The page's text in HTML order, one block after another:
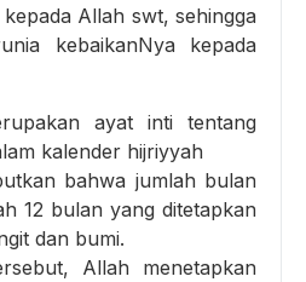
Allah swt, sehingga
kebaikanNya kepada
ayat inti tentang
kalender hijriyyah
bahwa jumlah bulan
12 bulan yang ditetapkan
dan bumi.
Allah menetapkan